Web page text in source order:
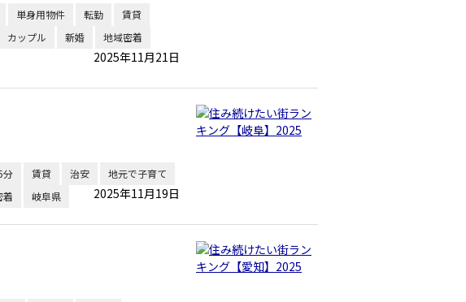
単身用物件 転勤
賃貸
カップル 新婚
地域密着
2025年11月21日
分 賃貸 治安
地元で子育て
着 岐阜県 2025年11月19日